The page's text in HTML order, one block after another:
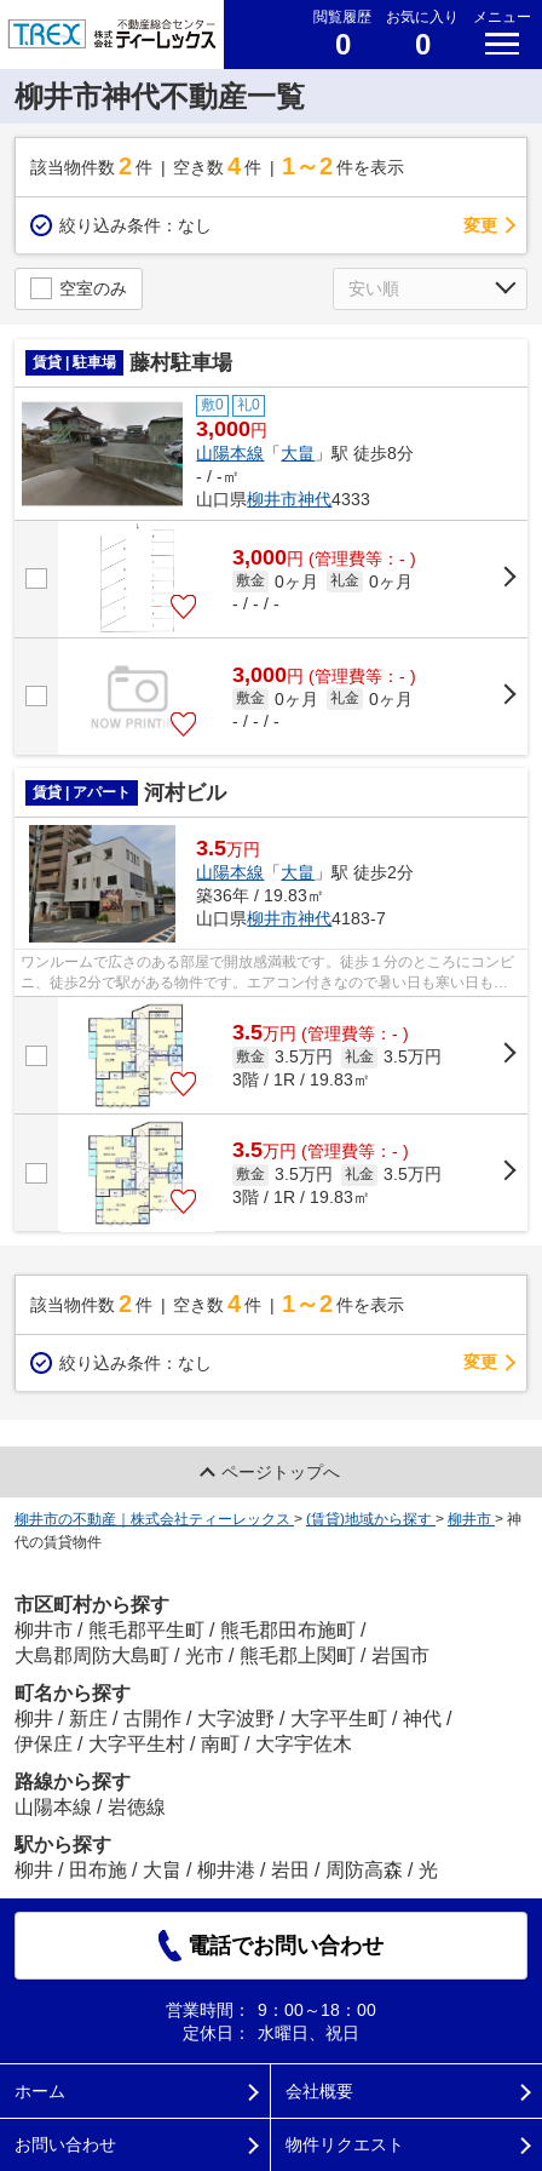
閲覧履歴
0
お気に入り
0
メニュー
柳井市神代不動産一覧
該当物件数 2件 空き数 4 件 1～2 件を表示
絞り込み条件： なし 変更
空室のみ
賃貸 | 駐車場 藤村駐車場
敷0 礼0
3,000円
山陽本線 「大畠 」駅 徒歩8分
- / -㎡
山口県柳井市神代4333
3,000円 (管理費等：- )
敷金 0ヶ月 礼金 0ヶ月
- / - / -
3,000円 (管理費等：- )
敷金 0ヶ月 礼金 0ヶ月
- / - / -
賃貸 | アパート 河村ビル
3.5万円
山陽本線 「大畠 」駅 徒歩2分
築36年 / 19.83㎡
山口県柳井市神代4183-7
ワンルームで広さのある部屋で開放感満載です。徒歩１分のところにコンビ
ニ、徒歩2分で駅がある物件です。エアコン付きなので暑い日も寒い日も安
心して過ごせます。転居先に住み心地も...
3.5万円 (管理費等：- )
敷金 3.5万円 礼金 3.5万円
3階 / 1R / 19.83㎡
3.5万円 (管理費等：- )
敷金 3.5万円 礼金 3.5万円
3階 / 1R / 19.83㎡
該当物件数 2件 空き数 4 件 1～2 件を表示
絞り込み条件： なし 変更
ページトップへ
柳井市の不動産｜株式会社ティーレックス > (賃貸)地域から探す > 柳井市 > 神
代の賃貸物件
市区町村から探す
柳井市 / 熊毛郡平生町 / 熊毛郡田布施町 /
大島郡周防大島町 / 光市 / 熊毛郡上関町 / 岩国市
町名から探す
柳井 / 新庄 / 古開作 / 大字波野 / 大字平生町 / 神代 /
伊保庄 / 大字平生村 / 南町 / 大字宇佐木
路線から探す
山陽本線 / 岩徳線
駅から探す
柳井 / 田布施 / 大畠 / 柳井港 / 岩田 / 周防高森 / 光
電話でお問い合わせ
営業時間：
9：00～18：00
定休日：
水曜日、祝日
ホーム 会社概要
お問い合わせ 物件リクエスト